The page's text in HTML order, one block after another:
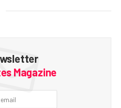
Magazine